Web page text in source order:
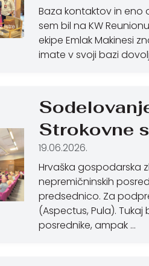
Baza kontaktov in eno
sem bil na KW
ekipe Emlak Makinesi
imate v svoji bazi
Strokovne
19.06.2026.
Hrvaška gospodarska
nepremičninskih
predsednico. Za
(Aspectus, Pula).
posrednike, ampak …